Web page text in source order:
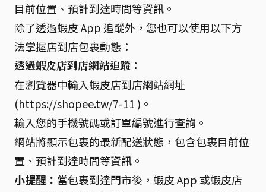
目前位置、預計到達時間等資訊。
除了透過蝦皮 App 追蹤外，您也可以使用以下方
法掌握店到店包裹動態：
透過蝦皮店到店網站追蹤：
在瀏覽器中輸入蝦皮店到店網站網址
(https://shopee.tw/7-11 )。
輸入您的手機號碼或訂單編號進行查詢。
網站將顯示包裹的最新配送狀態，包含包裹目前位
置、預計到達時間等資訊。
小提醒： 當包裹到達門市後，蝦皮 App 或蝦皮店